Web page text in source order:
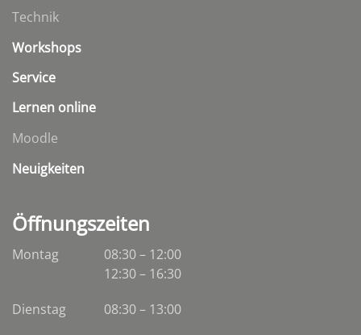
Technik
Workshops
Service
Lernen online
Moodle
Neuigkeiten
Öffnungszeiten
Montag
08:30 – 12:00
12:30 – 16:30
Dienstag
08:30– 13:00